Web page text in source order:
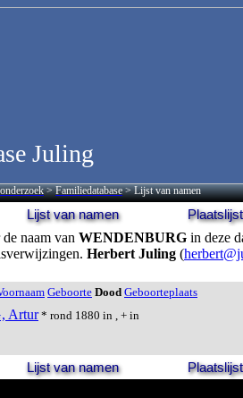
Juling
>Familiedatabase > Lijst van namen
Lijst van namen Plaatslijst
naam van WENDENBURG in deze
Herbert Juling (
Geboorte Dood Geboorteplaats
Artur* rond 1880 in , + in
Lijst van namen Plaatslijst